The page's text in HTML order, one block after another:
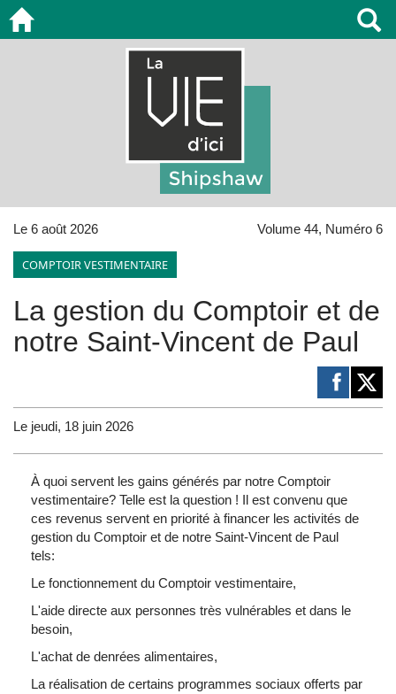
Le 6 août 2026 Volume 44, Numéro 6
COMPTOIR VESTIMENTAIRE
La gestion du Comptoir et de
notre Saint-Vincent de Paul
Le jeudi, 18 juin 2026
À quoi servent les gains générés par notre Comptoir
vestimentaire? Telle est la question ! Il est convenu que
ces revenus servent en priorité à financer les activités de
gestion du Comptoir et de notre Saint-Vincent de Paul
tels:
Le fonctionnement du Comptoir vestimentaire,
L'aide directe aux personnes très vulnérables et dans le
besoin,
L'achat de denrées alimentaires,
La réalisation de certains programmes sociaux offerts par